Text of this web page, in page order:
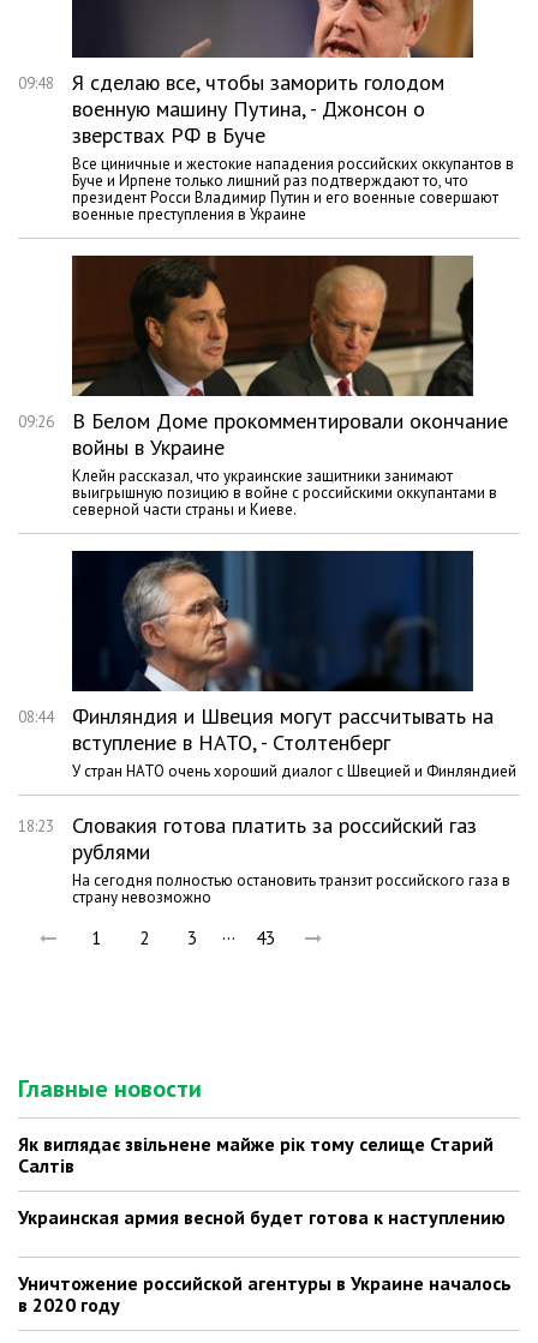
09:48
Я сделаю все, чтобы заморить голодом
военную машину Путина, - Джонсон о
зверствах РФ в Буче
Все циничные и жестокие нападения российских оккупантов в
Буче и Ирпене только лишний раз подтверждают то, что
президент Росси Владимир Путин и его военные совершают
военные преступления в Украине
09:26
В Белом Доме прокомментировали окончание
войны в Украине
Клейн рассказал, что украинские защитники занимают
выигрышную позицию в войне с российскими оккупантами в
северной части страны и Киеве.
08:44
Финляндия и Швеция могут рассчитывать на
вступление в НАТО, - Столтенберг
У стран НАТО очень хороший диалог с Швецией и Финляндией
18:23
Словакия готова платить за российский газ
рублями
На сегодня полностью остановить транзит российского газа в
страну невозможно
1 2 3 … 43
Главные новости
Як виглядає звільнене майже рік тому селище Старий
Салтів
Украинская армия весной будет готова к наступлению
Уничтожение российской агентуры в Украине началось
в 2020 году